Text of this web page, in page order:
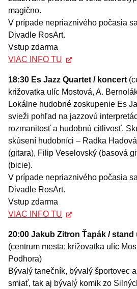
magično.
V prípade nepriaznivého počasia
Divadle RosArt.
Vstup zdarma
VIAC INFO TU
18:30 Es Jazz Quartet / koncert
križovatka ulíc Mostová, A.
Lokálne hudobné zoskupenie Es
svieži pohľad na jazzovú
rozmanitosť a hudobnú citlivosť.
skúsení hudobníci – Radka
(gitara), Filip Veselovský (basová
(bicie).
V prípade nepriaznivého počasia
Divadle RosArt.
Vstup zdarma
VIAC INFO TU
20:00 Jakub Zitron Ťapák /
(centrum mesta: križovatka ulíc
Podhora)
Bývalý tanečník, bývalý športovec
smiať, tak aj bývalý komik zo